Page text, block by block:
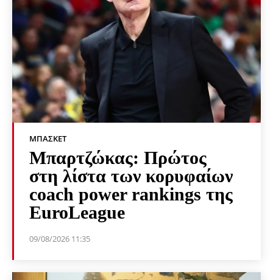
ΜΠΆΣΚΕΤ
Μπαρτζώκας: Πρώτος
στη λίστα των κορυφαίων
coach power rankings της
EuroLeague
09/08/2026 11:35